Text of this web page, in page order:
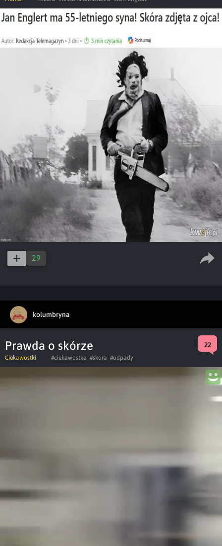
29
kolumbryna
Prawda o skórze 22
Ciekawostki #ciekawostka #skora #odpady